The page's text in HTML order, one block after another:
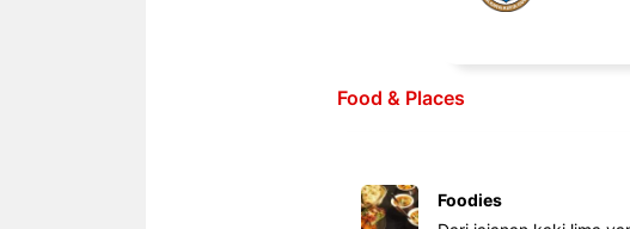
Food & Places
Foodies